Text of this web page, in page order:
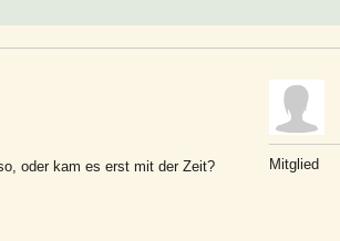
oder kam es erst mit der Zeit? Mitglied